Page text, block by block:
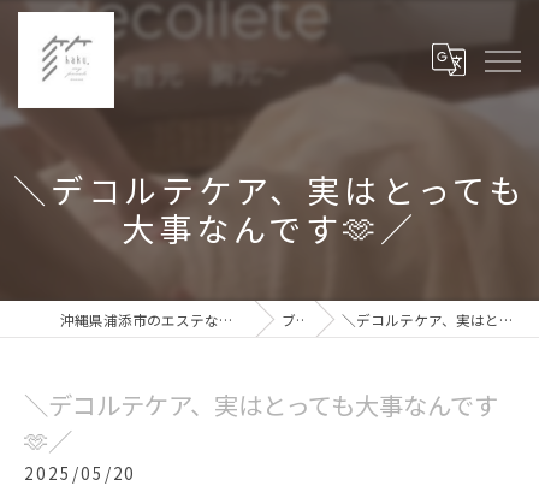
＼デコルテケア、実はとっても
大事なんです🫶／
沖縄県浦添市のエステなら箔haku,private my room ブログ ＼デコルテケア、実はとっても大事なんです🫶／
＼デコルテケア、実はとっても大事なんです
🫶／
2025/05/20